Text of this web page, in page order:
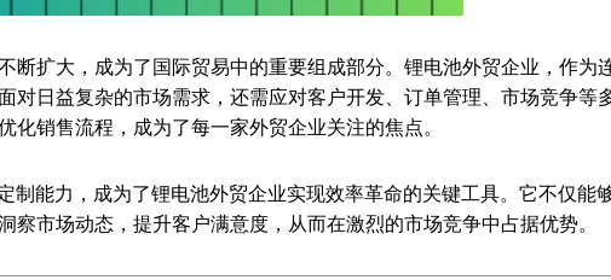
断扩大，成为了国际贸易中的重要组成部分。锂电池外贸企业，作为
对日益复杂的市场需求，还需应对客户开发、订单管理、市场竞争等
化销售流程，成为了每一家外贸企业关注的焦点。
制能力，成为了锂电池外贸企业实现效率革命的关键工具。它不仅能
察市场动态，提升客户满意度，从而在激烈的市场竞争中占据优势。